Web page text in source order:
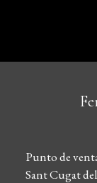
Punto de
Sant Cugat